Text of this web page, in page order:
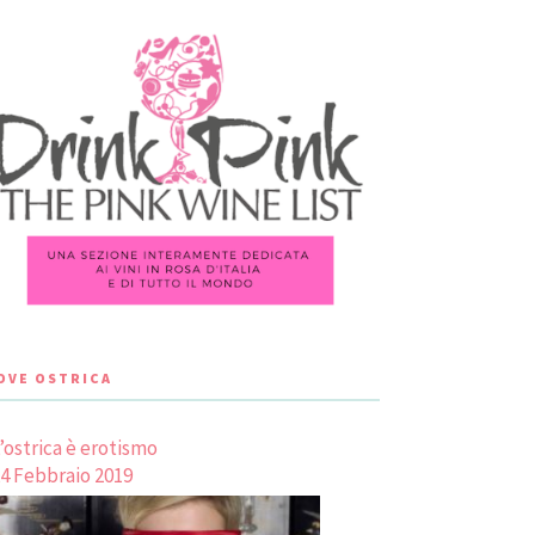
OSTRICA
è erotismo
Febbraio 2019